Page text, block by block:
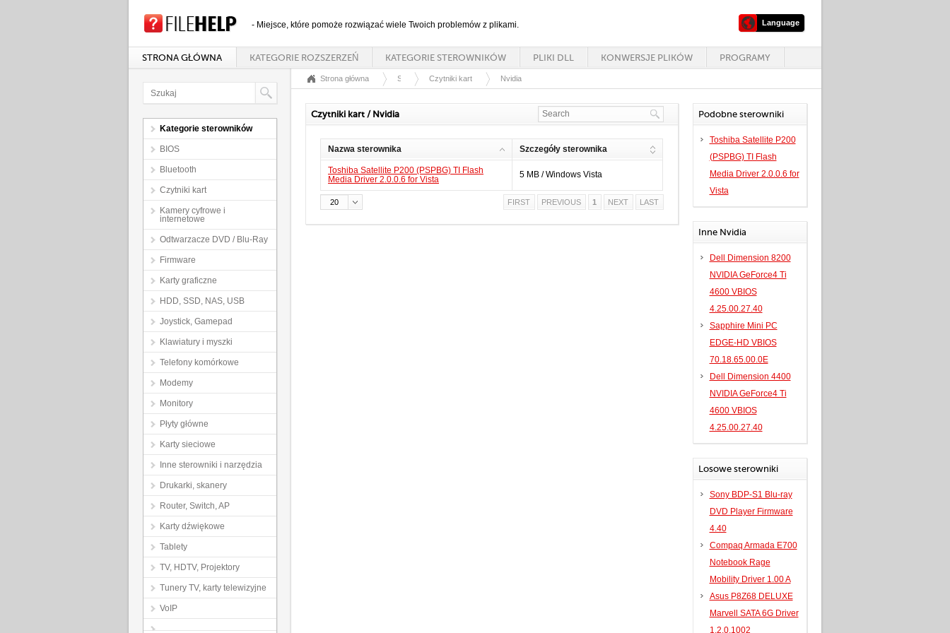
- Miejsce, które pomoże rozwiązać wiele Twoich problemów z plikami. Language
STRONA GŁÓWNA KATEGORIE ROZSZERZEŃ KATEGORIE STEROWNIKÓW PLIKI DLL KONWERSJE PLIKÓW PROGRAMY
Kategorie sterowników
BIOS
Bluetooth
Czytniki kart
Kamery cyfrowe i
internetowe
Odtwarzacze DVD / Blu-Ray
Firmware
Karty graficzne
HDD, SSD, NAS, USB
Joystick, Gamepad
Klawiatury i myszki
Telefony komórkowe
Modemy
Monitory
Płyty główne
Karty sieciowe
Inne sterowniki i narzędzia
Drukarki, skanery
Router, Switch, AP
Karty dźwiękowe
Tablety
TV, HDTV, Projektory
Tunery TV, karty telewizyjne
VoIP
Strona główna SterownikiCzytniki kart Nvidia
Czytniki kart / Nvidia
Nazwa sterownika Szczegóły sterownika
Toshiba Satellite P200 (PSPBG) TI Flash
Media Driver 2.0.0.6 for Vista
5 MB / Windows Vista
FIRST PREVIOUS 1 NEXT LAST
20
Podobne sterowniki
Toshiba Satellite P200
(PSPBG) TI Flash
Media Driver 2.0.0.6 for
Vista
Inne Nvidia
Dell Dimension 8200
NVIDIA GeForce4 Ti
4600 VBIOS
4.25.00.27.40
Sapphire Mini PC
EDGE-HD VBIOS
70.18.65.00.0E
Dell Dimension 4400
NVIDIA GeForce4 Ti
4600 VBIOS
4.25.00.27.40
Losowe sterowniki
Sony BDP-S1 Blu-ray
DVD Player Firmware
4.40
Compaq Armada E700
Notebook Rage
Mobility Driver 1.00 A
Asus P8Z68 DELUXE
Marvell SATA 6G Driver
1.2.0.1002